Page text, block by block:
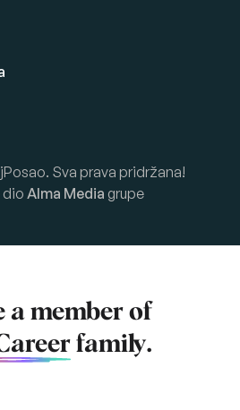
Sva prava pridržana!
dioAlma Media grupe
a member of
family.